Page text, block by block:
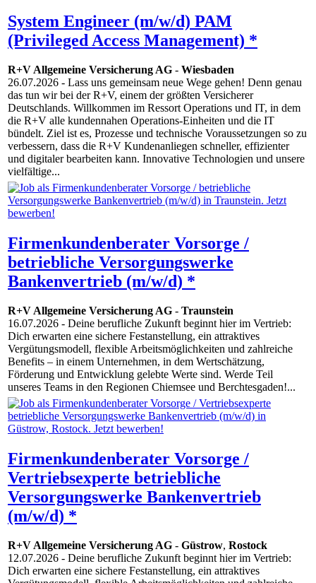
System Engineer (m/w/d) PAM
(Privileged Access Management) *
R+V Allgemeine Versicherung AG - Wiesbaden
26.07.2026 - Lass uns gemeinsam neue Wege gehen! Denn genau
das tun wir bei der R+V, einem der größten Versicherer
Deutschlands. Willkommen im Ressort Operations und IT, in dem
die R+V alle kundennahen Operations-Einheiten und die IT
bündelt. Ziel ist es, Prozesse und technische Voraussetzungen so zu
verbessern, dass die R+V Kundenanliegen schneller, effizienter
und digitaler bearbeiten kann. Innovative Techno­logien und unsere
vielfältige...
Firmenkundenberater Vorsorge /
betriebliche Versorgungswerke
Bankenvertrieb (m/w/d) *
R+V Allgemeine Versicherung AG - Traunstein
16.07.2026 - Deine berufliche Zukunft beginnt hier im Vertrieb:
Dich erwarten eine sichere Festanstellung, ein attraktives
Vergütungsmodell, flexible Arbeitsmöglichkeiten und zahlreiche
Benefits – in einem Unternehmen, in dem Wertschätzung,
Förderung und Entwicklung gelebte Werte sind. Werde Teil
unseres Teams in den Regionen Chiemsee und Berchtesgaden!...
Firmenkundenberater Vorsorge /
Vertriebsexperte betriebliche
Versorgungswerke Bankenvertrieb
(m/w/d) *
R+V Allgemeine Versicherung AG - Güstrow, Rostock
12.07.2026 - Deine berufliche Zukunft beginnt hier im Vertrieb:
Dich erwarten eine sichere Festanstellung, ein attraktives